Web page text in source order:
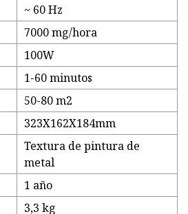
~ 60 Hz
7000 mg/hora
100W
1-60 minutos
50-80 m2
323X162X184mm
Textura de pintura de
metal
1 año
3,3 kg